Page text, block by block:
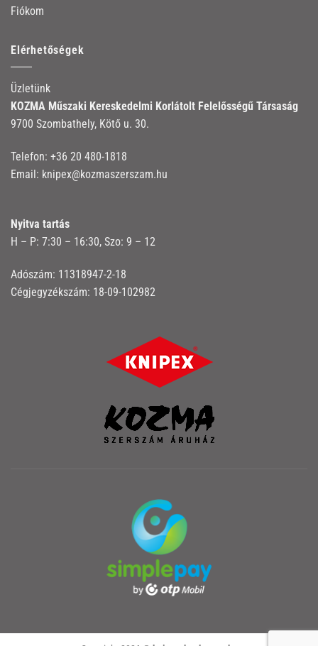
Fiókom
Elérhetőségek
Üzletünk
KOZMA Műszaki Kereskedelmi Korlátolt Felelősségű Társaság
9700 Szombathely, Kötő u. 30.
Telefon: +36 20 480-1818
Email: knipex@kozmaszerszam.hu
Nyitva tartás
H – P: 7:30 – 16:30, Szo: 9 – 12
Adószám: 11318947-2-18
Cégjegyzékszám: 18-09-102982